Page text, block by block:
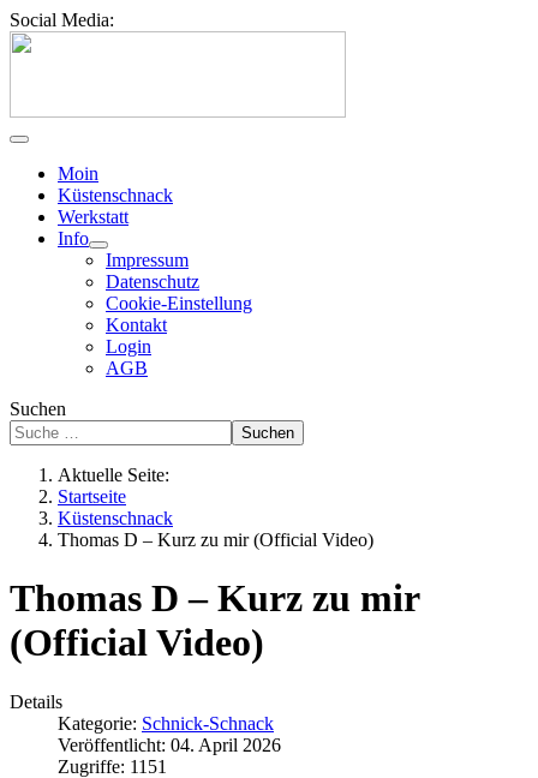
Social Media:
Moin
Küstenschnack
Werkstatt
Info
Impressum
Datenschutz
Cookie-Einstellung
Kontakt
Login
AGB
Suchen
Suchen
Aktuelle Seite:
Startseite
Küstenschnack
Thomas D – Kurz zu mir (Official Video)
Thomas D – Kurz zu mir
(Official Video)
Details
Kategorie: Schnick-Schnack
Veröffentlicht: 04. April 2026
Zugriffe: 1151